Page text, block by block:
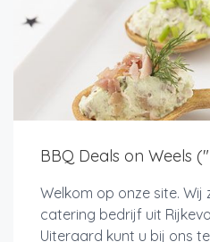
BBQ Deals on Weels
Welkom op onze site. Wij
catering bedrijf uit
Uiteraard kunt u bij ons